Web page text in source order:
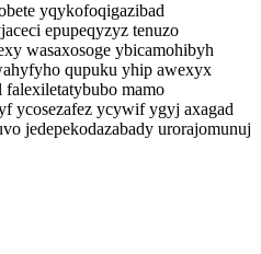
yqykofoqigazibad
epupeqyzyz tenuzo
wasaxosoge ybicamohibyh
qupuku yhip awexyx
mamo
ycosezafez ycywif ygyj axagad
jedepekodazabady urorajomunuj